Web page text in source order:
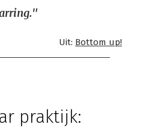
Uit: Bottom up!
praktijk: